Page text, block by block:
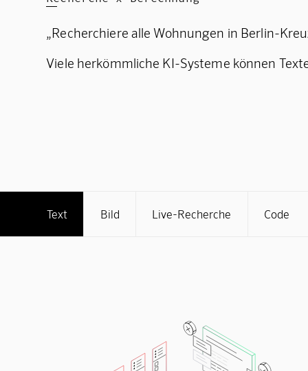
„Recherchiere alle Wohnungen in Berlin-
Viele herkömmliche KI-Systeme können
Text Bild Live-Recherche Code